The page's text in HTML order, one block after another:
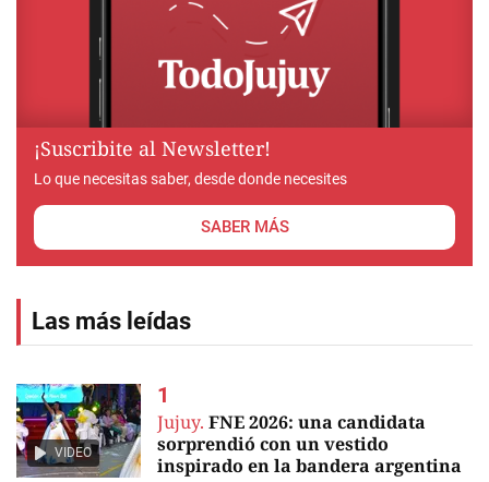
¡Suscribite al Newsletter!
Lo que necesitas saber, desde donde necesites
SABER MÁS
Las más leídas
VIDEO
Jujuy. FNE 2026: una candidata
sorprendió con un vestido
inspirado en la bandera argentina